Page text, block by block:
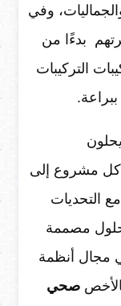
وفي
بدءًا من
التركيبات
ببراعة.
كل مشروع إلى
التحديات
حلول مصممة
مجال أنظمة
صحي